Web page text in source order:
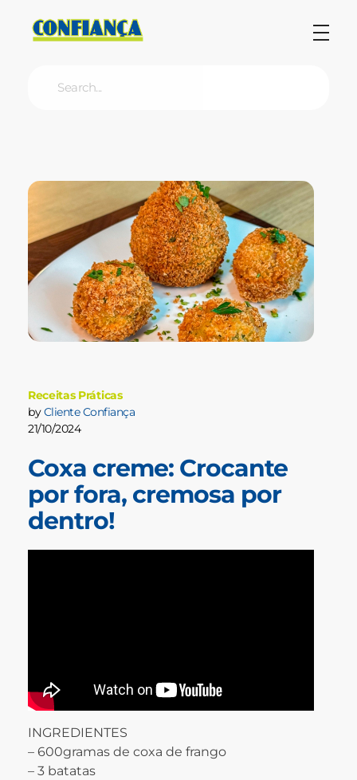
Coxa creme: Crocante
por fora, cremosa por
dentro!
21/10/2024
by Cliente Confiança
Receitas Práticas
INGREDIENTES
– 600gramas de coxa de frango
– 3 batatas